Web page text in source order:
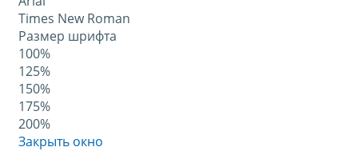
Times New Roman
Размер шрифта
100%
125%
150%
175%
200%
Закрыть окно